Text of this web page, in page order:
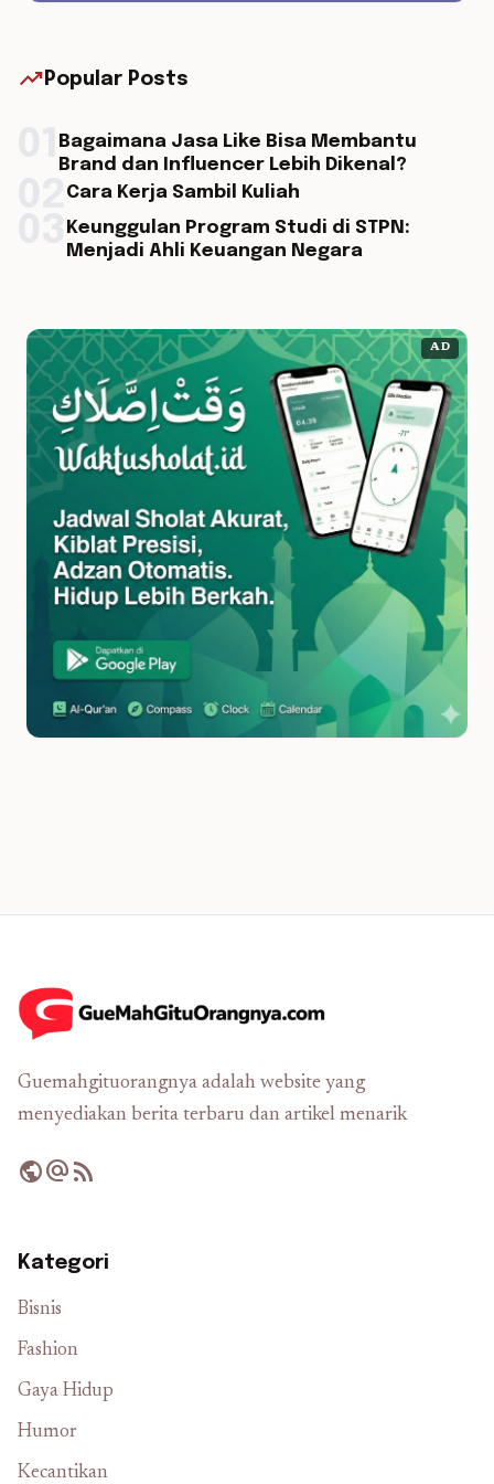
trending_up Popular Posts
Bagaimana Jasa Like Bisa Membantu
Brand dan Influencer Lebih Dikenal?
Cara Kerja Sambil Kuliah
Keunggulan Program Studi di STPN:
Menjadi Ahli Keuangan Negara
AD
Guemahgituorangnya adalah website yang
menyediakan berita terbaru dan artikel menarik
publicalternate_emailrss_feed
Kategori
Bisnis
Fashion
Gaya Hidup
Humor
Kecantikan